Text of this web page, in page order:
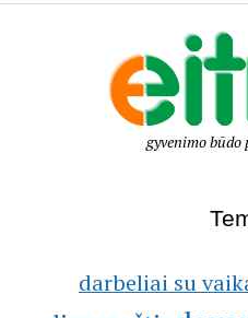
gyvenimo
darbeliai su